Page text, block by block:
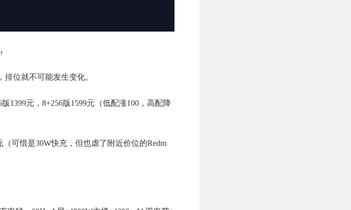
位就不可能发生变化。
1399元，8+256版1599元（低配涨100，高配降
（可惜是30W快充，但也虐了附近价位的Redm